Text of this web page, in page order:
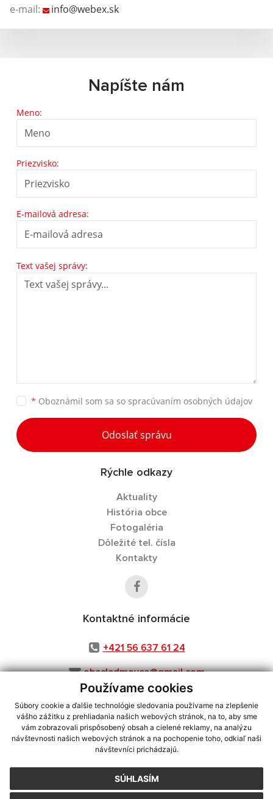
Používame cookies
Súbory cookie a ďalšie technológie sledovania používame na zlepšenie
vášho zážitku z prehliadania našich webových stránok, na to, aby sme
vám zobrazovali prispôsobený obsah a cielené reklamy, na analýzu
návštevnosti našich webových stránok a na pochopenie toho, odkiaľ naši
návštevníci prichádzajú.
SÚHLASÍM
e-mail:
info@webex.sk
Napíšte nám
Meno:
Priezvisko:
E-mailová adresa:
Text vašej správy:
* Oboznámil som sa so spracúvaním osobných údajov
Odoslať správu
Rýchle odkazy
Aktuality
História obce
Fotogaléria
Dôležité tel. čísla
Kontakty
Kontaktné informácie
+421 56 637 61 24
obecladmovce@gmail.com
využite možnosť získavania aktuálnych informácií s využitím RSS
CMS systém (redakčný) systém ECHELON 2,Mapa stránok,web portál
webex.digital, s.r.o.,domény,registrácia domény
Posledná aktualizácia:07.08.2026